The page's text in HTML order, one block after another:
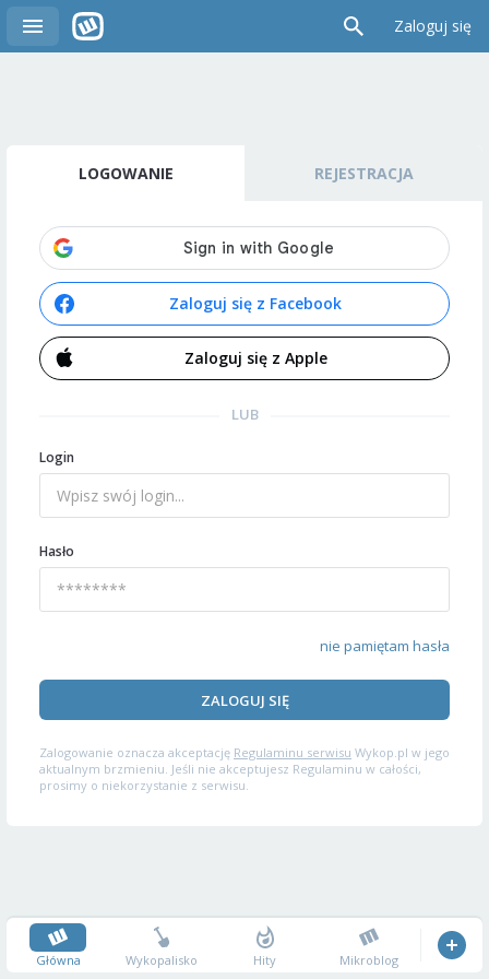
Zaloguj się
LOGOWANIE REJESTRACJA
Zaloguj się z Facebook
Zaloguj się z Apple
LUB
Login
Hasło
nie pamiętam hasła
ZALOGUJ SIĘ
Zalogowanie oznacza akceptację Regulaminu serwisu Wykop.pl w jego
aktualnym brzmieniu. Jeśli nie akceptujesz Regulaminu w całości,
prosimy o niekorzystanie z serwisu.
Główna Wykopalisko Hity Mikroblog